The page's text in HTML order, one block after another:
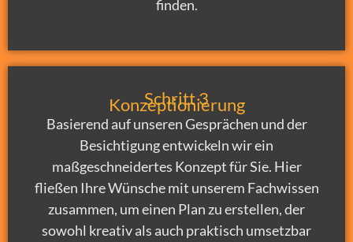
finden.
Schritt 3
Konzeptionierung
Basierend auf unseren Gesprächen und der
Besichtigung entwickeln wir ein
maßgeschneidertes Konzept für Sie. Hier
fließen Ihre Wünsche mit unserem Fachwissen
zusammen, um einen Plan zu erstellen, der
sowohl kreativ als auch praktisch umsetzbar